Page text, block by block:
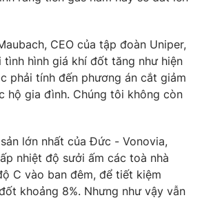
English
CEO của tập đoàn Uniper,
hình giá khí đốt tăng như hiện
phải tính đến phương án cắt giảm
hộ gia đình. Chúng tôi không còn
lớn nhất của Đức - Vonovia,
nhiệt độ sưởi ấm các toà nhà
C vào ban đêm, để tiết kiệm
khoảng 8%. Nhưng như vậy vẫn